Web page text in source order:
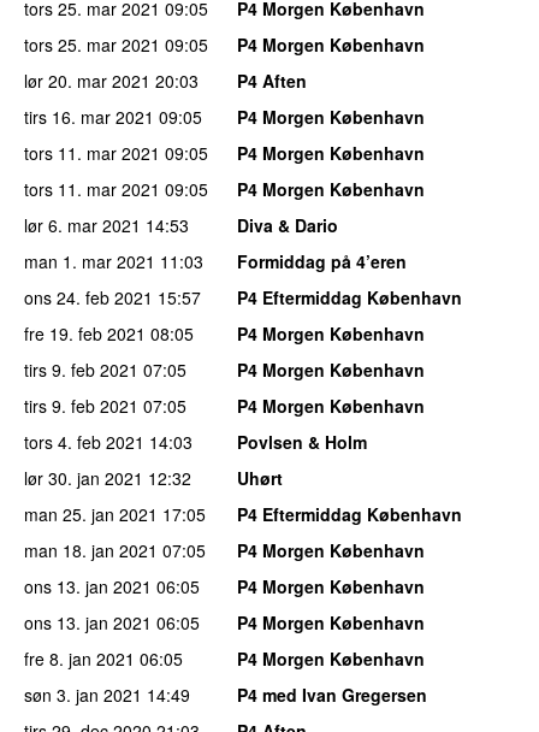
tors 25. mar 2021 09:05
P4 Morgen København
tors 25. mar 2021 09:05
P4 Morgen København
lør 20. mar 2021 20:03
P4 Aften
tirs 16. mar 2021 09:05
P4 Morgen København
tors 11. mar 2021 09:05
P4 Morgen København
tors 11. mar 2021 09:05
P4 Morgen København
lør 6. mar 2021 14:53
Diva & Dario
man 1. mar 2021 11:03
Formiddag på 4’eren
ons 24. feb 2021 15:57
P4 Eftermiddag København
fre 19. feb 2021 08:05
P4 Morgen København
tirs 9. feb 2021 07:05
P4 Morgen København
tirs 9. feb 2021 07:05
P4 Morgen København
tors 4. feb 2021 14:03
Povlsen & Holm
lør 30. jan 2021 12:32
Uhørt
man 25. jan 2021 17:05
P4 Eftermiddag København
man 18. jan 2021 07:05
P4 Morgen København
ons 13. jan 2021 06:05
P4 Morgen København
ons 13. jan 2021 06:05
P4 Morgen København
fre 8. jan 2021 06:05
P4 Morgen København
søn 3. jan 2021 14:49
P4 med Ivan Gregersen